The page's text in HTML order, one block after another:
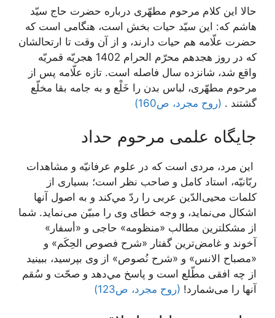
حالا اين كلام مرحوم مطهّرى درباره حضرت حاج سيّد
هاشم كه: اين سيّد حيات بخش است، هنگامى است كه
حضرت علّامه هم حيات دارند، و از آن وقت تا ارتحالشان
كه در روز هجدهم محرّم الحرام 1402 هجريّه قمريّه
واقع شد، شانزده سال فاصله است. تازه علّامه پس از
مرحوم مطهّرى، لباس بدن را خَلْع و به جامه بقا مخلّع
گشتند . (روح مجرد، ص160)
جایگاه علمی مرحوم حداد
‏ اين مرد، مردى است كه در علوم عرفانيّه و مشاهدات
ربّانيّه، استاد كامل و صاحب نظر است؛ بسيارى از
كلمات محيى‌الدّين عربى را ردّ مي‌كند و به اصول آنها
اشكال می‌‏نمايد، و وجه خطاى وى را مبيّن می‌‏نمايد. شما
از مشكلترين مطالب «منظومه» حاجى و «أسفار»
آخوند و غامض‏‌ترين گفتار «شرح فصوص الحِكَم» و
«مصباح الانس» و «شرح نُصوص» از وى بپرسيد، ببينيد
از چه افقى مطّلع است و پاسخ مي‌دهد و صحّت و سُقم
آنها را می‌شمارد! (روح مجرد، ص123)